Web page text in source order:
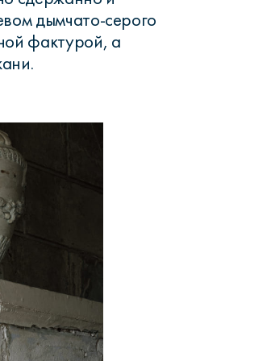
дымчато-серого
фактурой, а